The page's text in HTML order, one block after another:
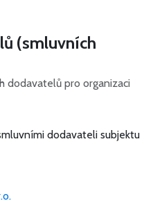
(smluvních
dodavatelů pro organizaci
dodavateli subjektu